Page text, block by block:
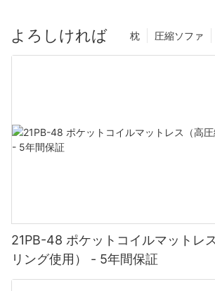
よろしければ 圧縮ソファ
枕
21PB-48 ポケットコイルマットレ
リング使用） - 5年間保証